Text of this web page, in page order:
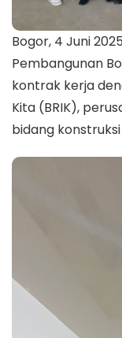
Bogor, 4 Juni
Pembangunan
kontrak kerja
Kita (BRIK),
bidang